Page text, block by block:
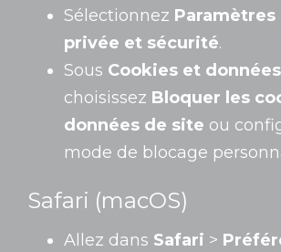
Sélectionnez Paramètres
privée et sécurité.
Sous Cookies et
choisissez Bloquer les
données de site ou
mode de blocage
Safari (macOS)
Allez dans Safari >